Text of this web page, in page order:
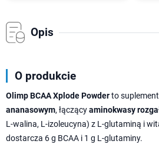
Opis
O produkcie
Olimp BCAA Xplode Powderto
ananasowym, łączącyaminokwasy
L-walina, L-izoleucyna) z L-glutaminą i
dostarcza 6 g BCAA i 1 g L-glutaminy.